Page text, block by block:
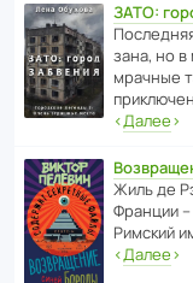
ЗАТО:
зана, но
мрачные
‹Далее›
Жиль де
Франции
Римский
‹Далее›